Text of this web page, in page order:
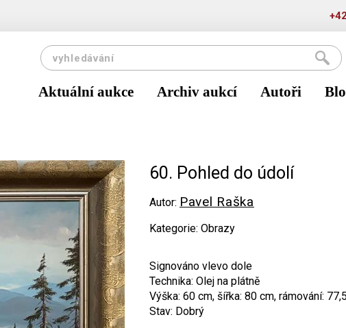
Aktuální aukce Archiv aukcí Autoři
60. Pohled do údolí
Autor: Pavel Raška
Kategorie: Obrazy
Signováno vlevo dole
Technika: Olej na plátně
Výška: 60 cm, šířka: 80 cm, rámování:
Stav: Dobrý